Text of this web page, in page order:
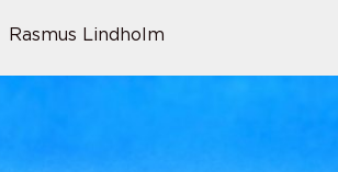
Rasmus Lindholm